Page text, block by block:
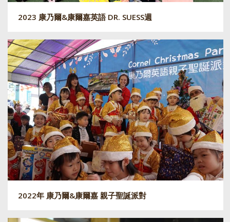
2023 康乃爾&康爾嘉英語 DR. SUESS週
2022年 康乃爾&康爾嘉 親子聖誕派對